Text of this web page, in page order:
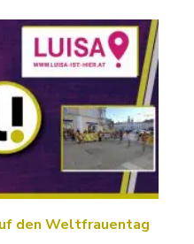
den Weltfrauentag